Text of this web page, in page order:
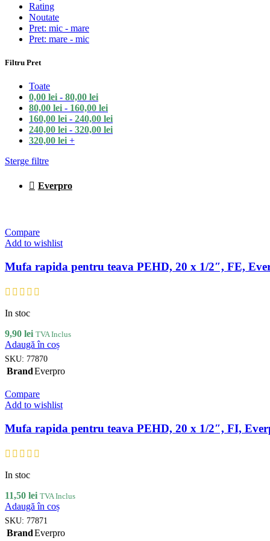
Rating
Noutate
Pret: mic - mare
Pret: mare - mic
Filtru Pret
Toate
0,00 lei - 80,00 lei
80,00 lei - 160,00 lei
160,00 lei - 240,00 lei
240,00 lei - 320,00 lei
320,00 lei +
Sterge filtre
Everpro
Compare
Add to wishlist
Mufa rapida pentru teava PEHD, 20 x 1/2″, FE,
In stoc
9,90 lei TVA Inclus
Adaugă în coș
SKU: 77870
BrandEverpro
Compare
Add to wishlist
Mufa rapida pentru teava PEHD, 20 x 1/2″, FI,
In stoc
11,50 lei TVA Inclus
Adaugă în coș
SKU: 77871
BrandEverpro